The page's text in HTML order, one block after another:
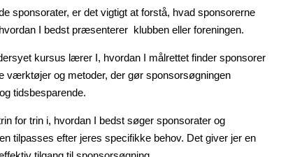
sponsorater, er det vigtigt at forstå, hvad sponsorerne
I bedst præsenterer klubben eller foreningen.
kursus lærer I, hvordan I målrettet finder sponsorer
værktøjer og metoder, der gør sponsorsøgningen
tidsbesparende.
for trin i, hvordan I bedst søger sponsorater og
tilpasses efter jeres specifikke behov. Det giver jer en